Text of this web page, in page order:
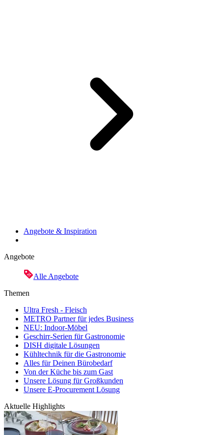
Angebote & Inspiration
Angebote
Alle Angebote
Themen
Ultra Fresh - Fleisch
METRO Partner für jedes Business
NEU: Indoor-Möbel
Geschirr-Serien für Gastronomie
DISH digitale Lösungen
Kühltechnik für die Gastronomie
Alles für Deinen Bürobedarf
Von der Küche bis zum Gast
Unsere Lösung für Großkunden
Unsere E-Procurement Lösung
Aktuelle Highlights